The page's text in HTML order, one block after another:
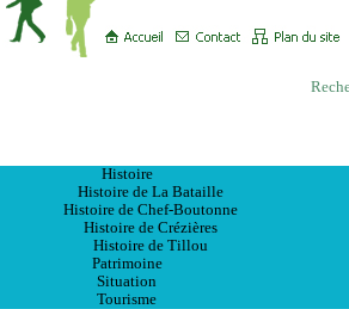
Histoire
Histoire de La Bataille
Histoire de Chef-Boutonne
Histoire de Crézières
Histoire de Tillou
Patrimoine
Situation
Tourisme